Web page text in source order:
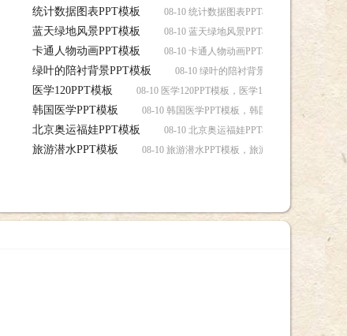
统计数据图表PPT模板 08-10 统计数据图表PPT模板，统计数据图
蓝天绿地风景PPT模板 08-10 蓝天绿地风景PPT模板，蓝天绿地风
卡通人物动画PPT模板 08-10 卡通人物动画PPT模板，卡通人物动
绿叶的陪衬背景PPT模板 08-10 绿叶的陪衬背景PPT模板，绿叶的
医学120PPT模板 08-10 医学120PPT模板，医学120PPT模板下载
韩国医学PPT模板 08-10 韩国医学PPT模板，韩国医学PPT模板下载
北京奥运福娃PPT模板 08-10 北京奥运福娃PPT模板，北京奥运福
旅游潜水PPT模板 08-10 旅游潜水PPT模板，旅游潜水PPT模板下载